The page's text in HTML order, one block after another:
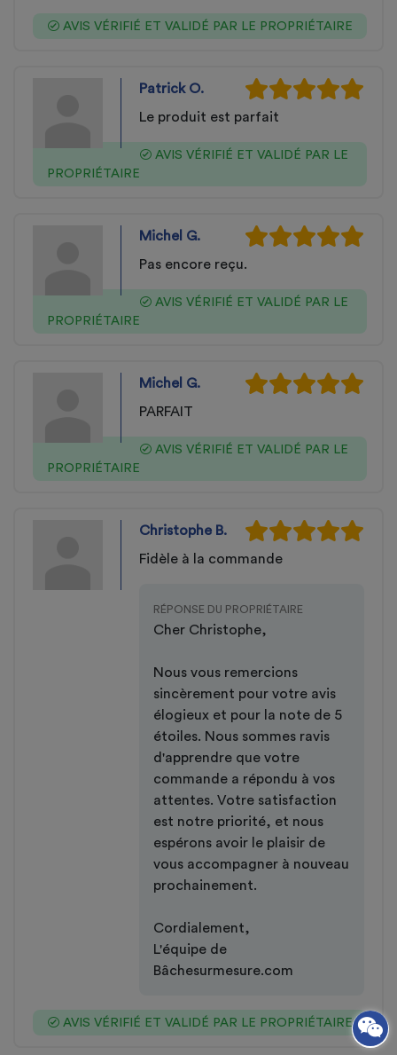
AVIS VÉRIFIÉ ET VALIDÉ PAR LE PROPRIÉTAIRE
Patrick O.
Le produit est parfait
AVIS VÉRIFIÉ ET VALIDÉ PAR LE
PROPRIÉTAIRE
Michel G.
Pas encore reçu.
AVIS VÉRIFIÉ ET VALIDÉ PAR LE
PROPRIÉTAIRE
Michel G.
PARFAIT
AVIS VÉRIFIÉ ET VALIDÉ PAR LE
PROPRIÉTAIRE
Christophe B.
Fidèle à la commande
RÉPONSE DU PROPRIÉTAIRE
Cher Christophe,
Nous vous remercions
sincèrement pour votre avis
élogieux et pour la note de 5
étoiles. Nous sommes ravis
d'apprendre que votre
commande a répondu à vos
attentes. Votre satisfaction
est notre priorité, et nous
espérons avoir le plaisir de
vous accompagner à nouveau
prochainement.
Cordialement,
L'équipe de
Bâchesurmesure.com
AVIS VÉRIFIÉ ET VALIDÉ PAR LE PROPRIÉTAIRE